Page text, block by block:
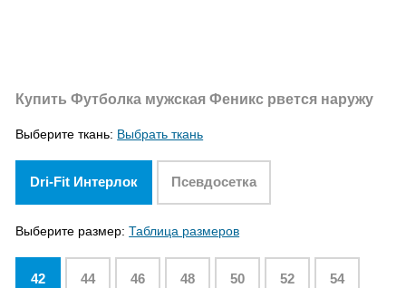
Купить Футболка мужская Феникс рвется наружу
Выберите ткань: Выбрать ткань
Dri-Fit Интерлок Псевдосетка
Выберите размер:Таблица размеров
42 44 46 48 50 52 54